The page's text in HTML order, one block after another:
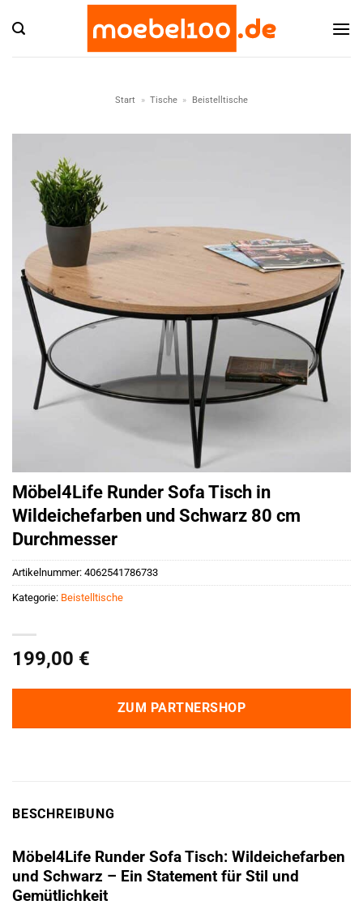
Inhalt
Start » Tische » Beistelltische
Möbel4Life Runder Sofa Tisch in
Wildeichefarben und Schwarz 80 cm
Durchmesser
199,00 €
ZUM PARTNERSHOP
Artikelnummer: 4062541786733
Kategorie: Beistelltische
BESCHREIBUNG
Möbel4Life Runder Sofa Tisch: Wildeichefarben
und Schwarz – Ein Statement für Stil und
Gemütlichkeit